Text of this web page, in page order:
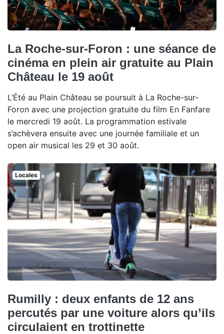
La Roche-sur-Foron : une séance de
cinéma en plein air gratuite au Plain
Château le 19 août
L’Été au Plain Château se poursuit à La Roche-sur-
Foron avec une projection gratuite du film En Fanfare
le mercredi 19 août. La programmation estivale
s’achèvera ensuite avec une journée familiale et un
open air musical les 29 et 30 août.
Locales
Rumilly : deux enfants de 12 ans
percutés par une voiture alors qu’ils
circulaient en trottinette